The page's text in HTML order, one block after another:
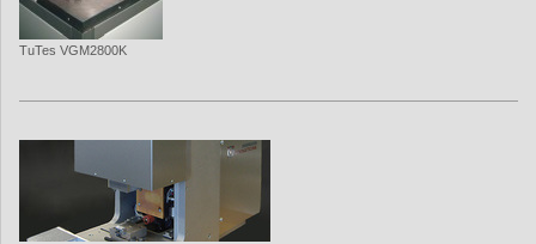
TuTes VGM2800K